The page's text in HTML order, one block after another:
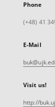
Phone
(+48) 41
E-Mail
Visit us!
http://